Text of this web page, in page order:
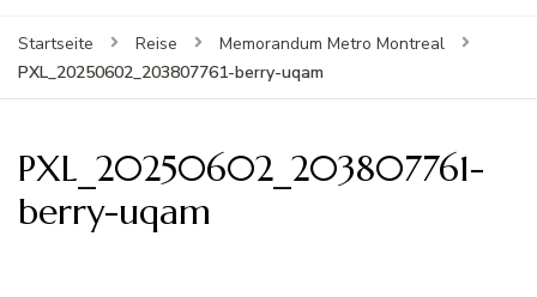
Startseite Reise
Memorandum Metro Montreal
PXL_20250602_203807761-berry-uqam
PXL_20250602_203807761-
berry-uqam